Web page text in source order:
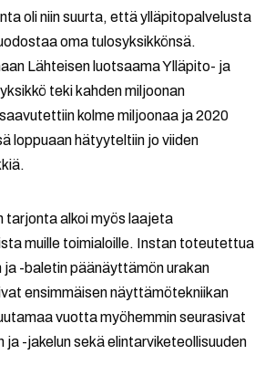
oli niin suurta, että ylläpitopalvelusta
oma tulosyksikkönsä.
Lähteisen luotsaama Ylläpito- ja
teki kahden miljoonan
kolme miljoonaa ja 2020
loppuaan hätyyteltiin jo viiden
tarjonta alkoi myös laajeta
muille toimialoille. Instan toteutettua
ja -baletin päänäyttämön urakan
ensimmäisen näyttämötekniikan
vuotta myöhemmin seurasivat
ja -jakelun sekä elintarviketeollisuuden